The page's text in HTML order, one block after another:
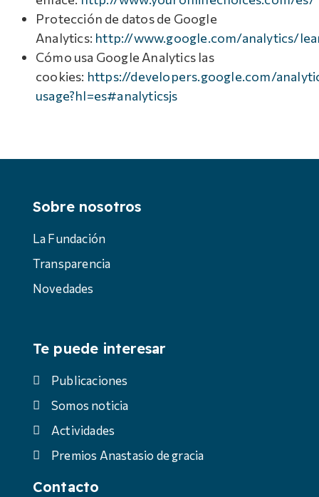
Protección de datos de Google
Analytics: http://www.google.com/analytics/
Cómo usa Google Analytics las
cookies: https://developers.google.com/
usage?hl=es#analyticsjs
Sobre nosotros
La Fundación
Transparencia
Novedades
Te puede interesar
Publicaciones
Somos noticia
Actividades
Premios Anastasio de gracia
Contacto